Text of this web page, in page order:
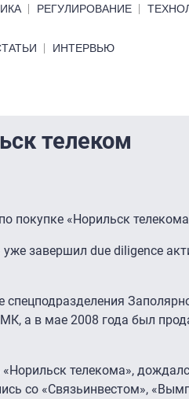
РЕГУЛИРОВАНИЕ
ИНТЕРВЬЮ
телеком
покупке «Норильск
уже завершил due diligence
а в мае 2008 года был
телекома»,
со «Связьинвестом»,